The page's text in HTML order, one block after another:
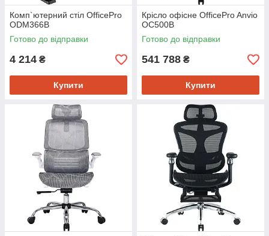
Комп`ютерний стіл OfficePro
ODM366B
Готово до відправки
4 214 ₴
Купити
Крісло офісне OfficePro Anvio
OC500B
Готово до відправки
541 788 ₴
Купити